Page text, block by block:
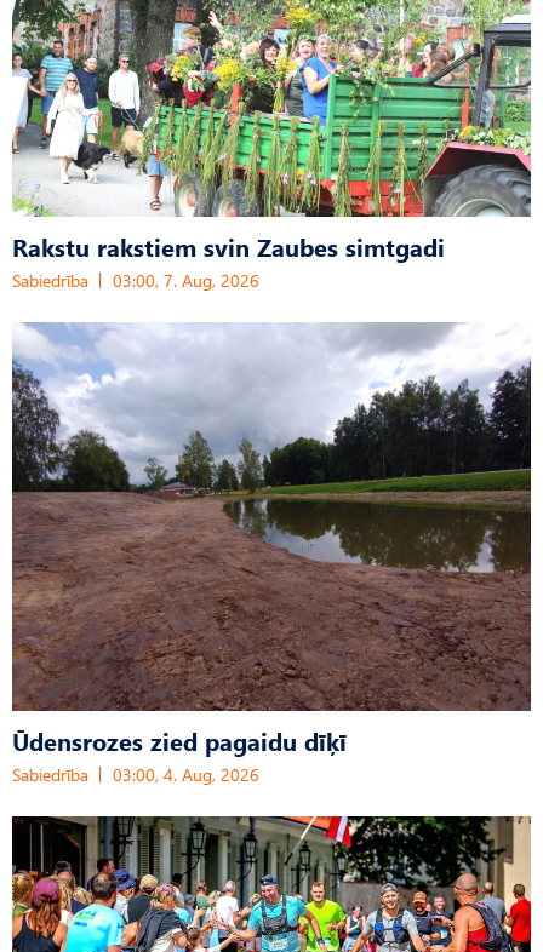
Rakstu rakstiem svin Zaubes simtgadi
Sabiedrība 03:00, 7. Aug, 2026
Ūdensrozes zied pagaidu dīķī
Sabiedrība 03:00, 4. Aug, 2026